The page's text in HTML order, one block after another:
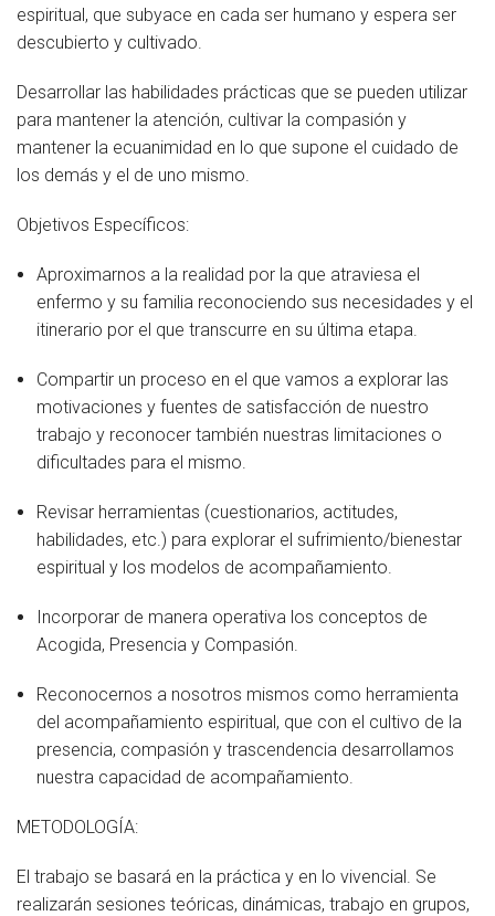
espiritual, que subyace en cada ser humano y espera ser
descubierto y cultivado.
Desarrollar las habilidades prácticas que se pueden utilizar
para mantener la atención, cultivar la compasión y
mantener la ecuanimidad en lo que supone el cuidado de
los demás y el de uno mismo.
Objetivos Específicos:
Aproximarnos a la realidad por la que atraviesa el
enfermo y su familia reconociendo sus necesidades y el
itinerario por el que transcurre en su última etapa.
Compartir un proceso en el que vamos a explorar las
motivaciones y fuentes de satisfacción de nuestro
trabajo y reconocer también nuestras limitaciones o
dificultades para el mismo.
Revisar herramientas (cuestionarios, actitudes,
habilidades, etc.) para explorar el sufrimiento/bienestar
espiritual y los modelos de acompañamiento.
Incorporar de manera operativa los conceptos de
Acogida, Presencia y Compasión.
Reconocernos a nosotros mismos como herramienta
del acompañamiento espiritual, que con el cultivo de la
presencia, compasión y trascendencia desarrollamos
nuestra capacidad de acompañamiento.
METODOLOGÍA:
El trabajo se basará en la práctica y en lo vivencial. Se
realizarán sesiones teóricas, dinámicas, trabajo en grupos,